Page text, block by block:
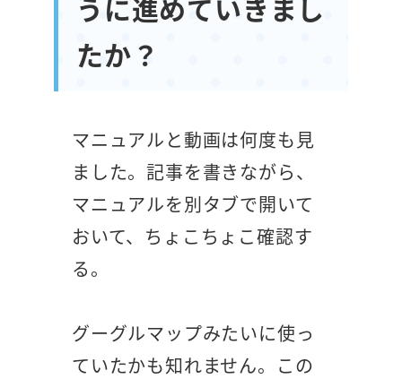
うに進めていきまし
たか？
マニュアルと動画は何度も見
ました。記事を書きながら、
マニュアルを別タブで開いて
おいて、ちょこちょこ確認す
る。
グーグルマップみたいに使っ
ていたかも知れません。この